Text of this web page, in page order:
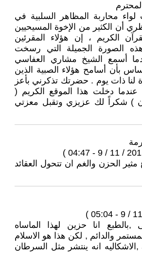
محاربة المظاهر السلبية في
أن الكثير من الإخوة المسيحيين
الكريم ، إن هؤلاء المقرئين
الصورة الجميلة التي رسخت
أسمع الشيخ مشاري العفاسي
بأن أسامح هؤلاء الصبية الذين
لنا ذات يوم . حضرتك تذكرني بأعز
دخلت هذا الموقع الكريم (
) شكراً لك عزيزي وتقبل معزتي
الحزن والغم ان تتحول العقائد
,بالطبع انا حزين لهذا الماساه
والدائم , لكن هذا هو الاسلام
انه ينتشر مثل السرطان